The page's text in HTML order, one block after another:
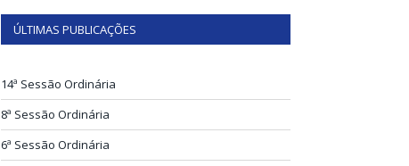
ÚLTIMAS PUBLICAÇÕES
14ª Sessão Ordinária
8ª Sessão Ordinária
6ª Sessão Ordinária